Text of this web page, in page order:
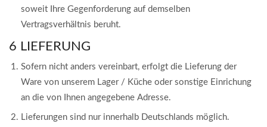
soweit Ihre Gegenforderung auf demselben
Vertragsverhältnis beruht.
6 LIEFERUNG
Sofern nicht anders vereinbart, erfolgt die Lieferung der
Ware von unserem Lager / Küche oder sonstige Einrichung
an die von Ihnen angegebene Adresse.
Lieferungen sind nur innerhalb Deutschlands möglich.